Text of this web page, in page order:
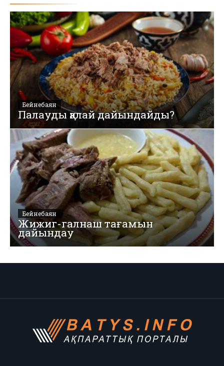
Бейнебаян
Палауды қалай дайындайды?
Бейнебаян
Жижиг-галнаш тағамын
дайындау